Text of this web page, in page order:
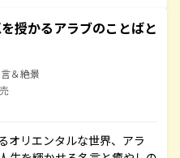
授かるアラブのことばと
＆絶景
オリエンタルな世界、アラ